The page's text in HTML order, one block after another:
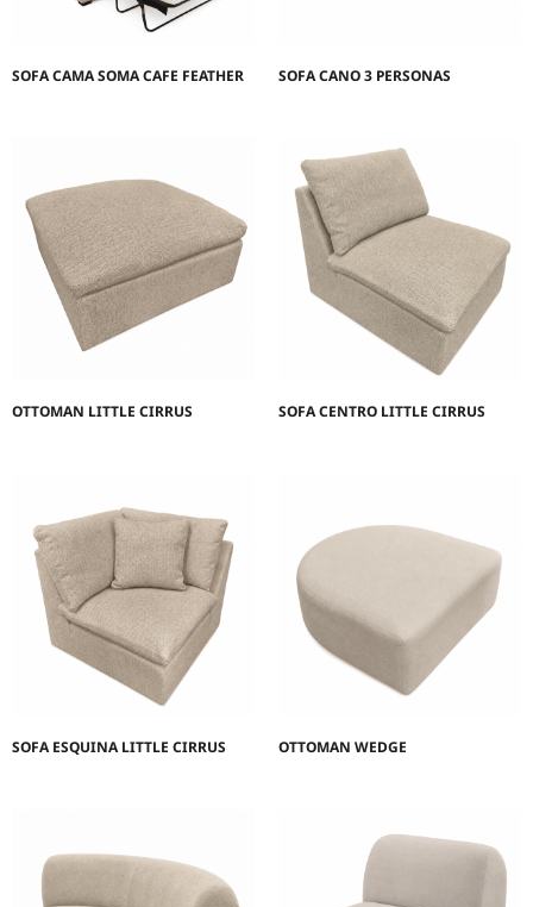
SOFA CAMA SOMA CAFE FEATHER SOFA CANO 3 PERSONAS
OTTOMAN LITTLE CIRRUS SOFA CENTRO LITTLE CIRRUS
SOFA ESQUINA LITTLE CIRRUS OTTOMAN WEDGE